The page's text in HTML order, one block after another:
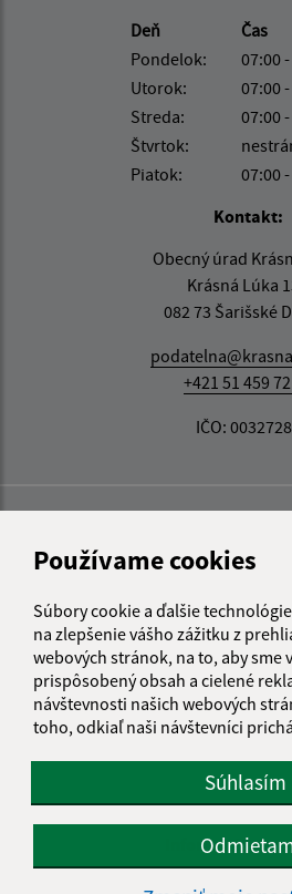
Používame cookies
Súbory cookie a ďalšie
na zlepšenie vášho zážitku z
webových stránok, na to, aby sme
prispôsobený obsah a cielené
návštevnosti našich webových
toho, odkiaľ naši návštevníci
Súhlasím
Deň
Čas
Pondelok:
07:00
Utorok:
07:00
Streda:
07:00
Štvrtok:
Piatok:
07:00
Kontakt:
Obecný úrad
Krásná Lúka
082 73 Šarišské
+421 51 459
IČO:
Informácie o
Vyhlásenie o